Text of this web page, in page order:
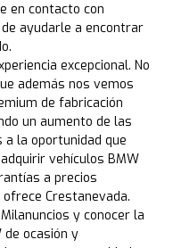
en contacto con
ayudarle a encontrar
excepcional. No
además nos vemos
de fabricación
un aumento de las
a la oportunidad que
vehículos BMW
a precios
Crestanevada.
y conocer la
de ocasión y